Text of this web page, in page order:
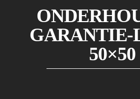
GARANTIE-
50×50